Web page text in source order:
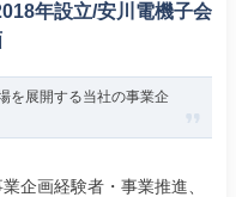
年設立/安川電機子会
を展開する当社の事業企
企画経験者・事業推進、